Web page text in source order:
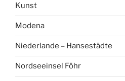
Kunst
Modena
Niederlande – Hansestädte
Nordseeinsel Föhr